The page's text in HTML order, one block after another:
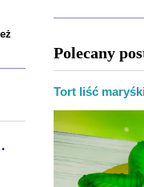
Polecany
Tort liść